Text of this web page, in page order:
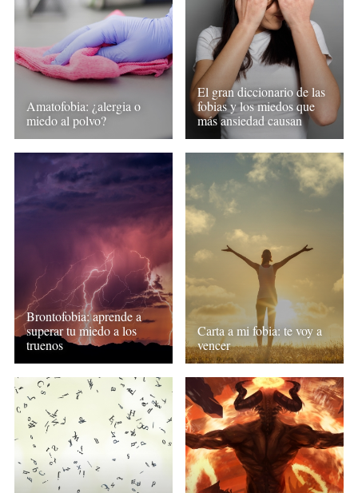
Amatofobia: ¿alergia o
miedo al polvo?
El gran diccionario de las
fobias y los miedos que
más ansiedad causan
Brontofobia: aprende a
superar tu miedo a los
truenos
Carta a mi fobia: te voy a
vencer